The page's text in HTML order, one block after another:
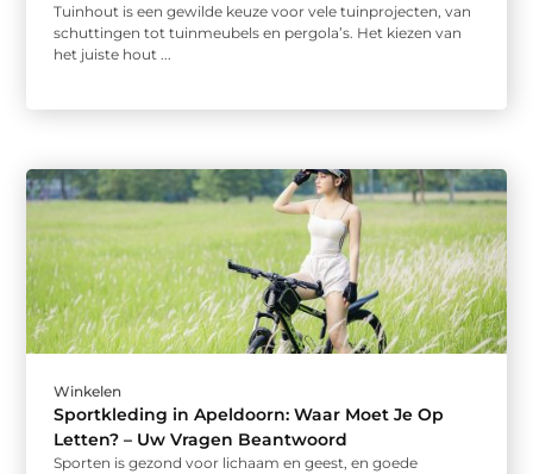
Tuinhout is een gewilde keuze voor vele tuinprojecten, van
schuttingen tot tuinmeubels en pergola’s. Het kiezen van
het juiste hout ...
Winkelen
Sportkleding in Apeldoorn: Waar Moet Je Op
Letten? – Uw Vragen Beantwoord
Sporten is gezond voor lichaam en geest, en goede